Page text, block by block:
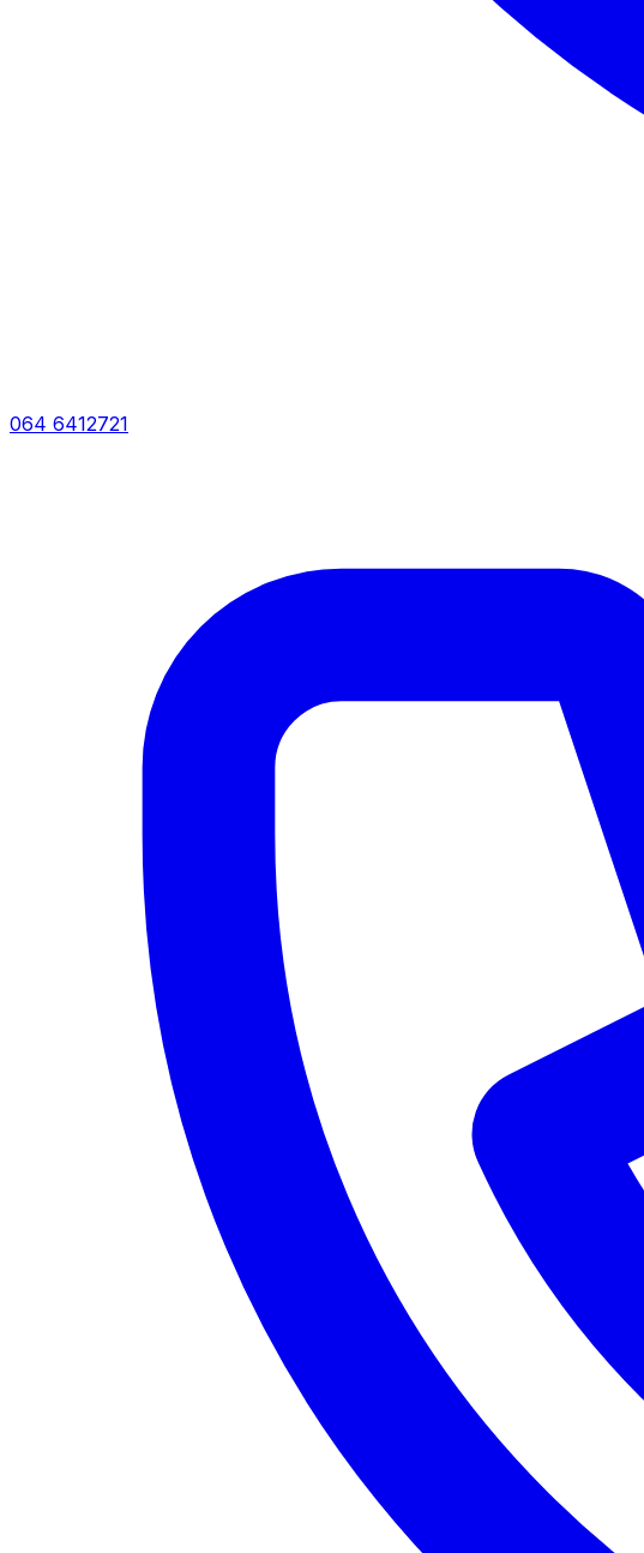
064 6412721